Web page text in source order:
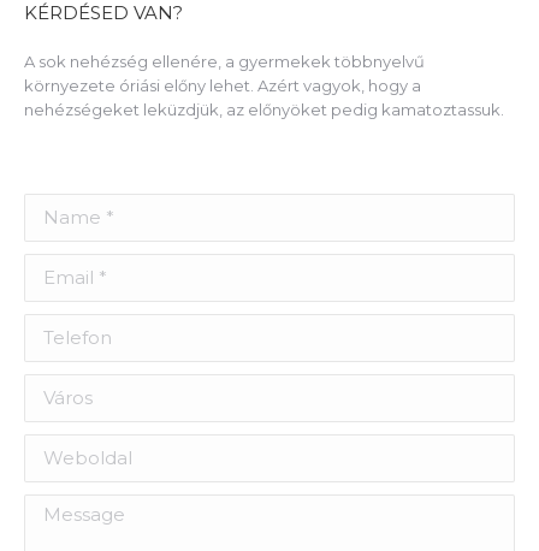
KÉRDÉSED VAN?
A sok nehézség ellenére, a gyermekek többnyelvű
környezete óriási előny lehet. Azért vagyok, hogy a
nehézségeket leküzdjük, az előnyöket pedig kamatoztassuk.
Message